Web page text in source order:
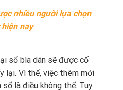
nhiều người lựa chọn
nay
sổ bìa dán sẽ được cố
lại. Vì thế, việc thêm mới
là điều không thể. Tuy